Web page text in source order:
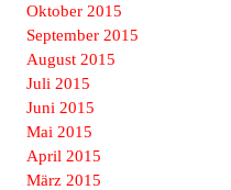
Oktober 2015
September 2015
August 2015
Juli 2015
Juni 2015
Mai 2015
April 2015
März 2015